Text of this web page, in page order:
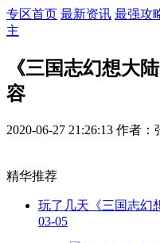
专区首页 最新资讯 最强攻
主
《三国志幻想大
容
2020-06-27 21:26:13 作者：
精华推荐
玩了几天《三国志幻
03-05